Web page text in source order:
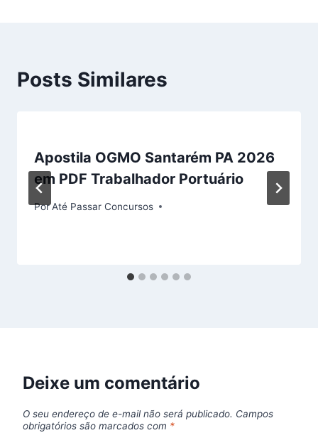
Posts Similares
Apostila OGMO Santarém PA 2026
em PDF Trabalhador Portuário
PorAté Passar Concursos
Deixe um comentário
O seu endereço de e-mail não será publicado. Campos
obrigatórios são marcados com *